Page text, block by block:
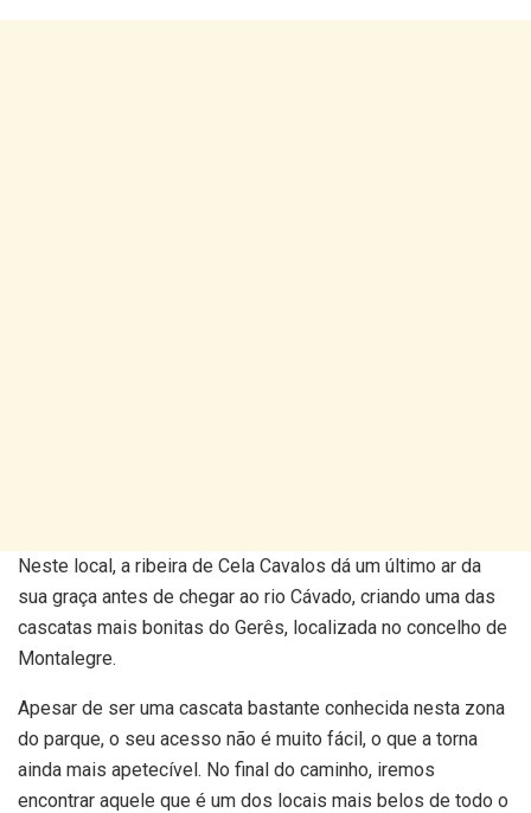
Neste local, a ribeira de Cela Cavalos dá um último ar da
sua graça antes de chegar ao rio Cávado, criando uma das
cascatas mais bonitas do Gerês, localizada no concelho de
Montalegre.
Apesar de ser uma cascata bastante conhecida nesta zona
do parque, o seu acesso não é muito fácil, o que a torna
ainda mais apetecível. No final do caminho, iremos
encontrar aquele que é um dos locais mais belos de todo o